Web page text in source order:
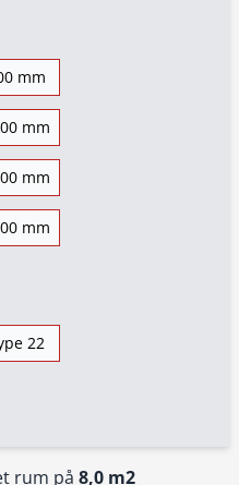
rum på 8,0 m2
mm
mm
mm
mm
22